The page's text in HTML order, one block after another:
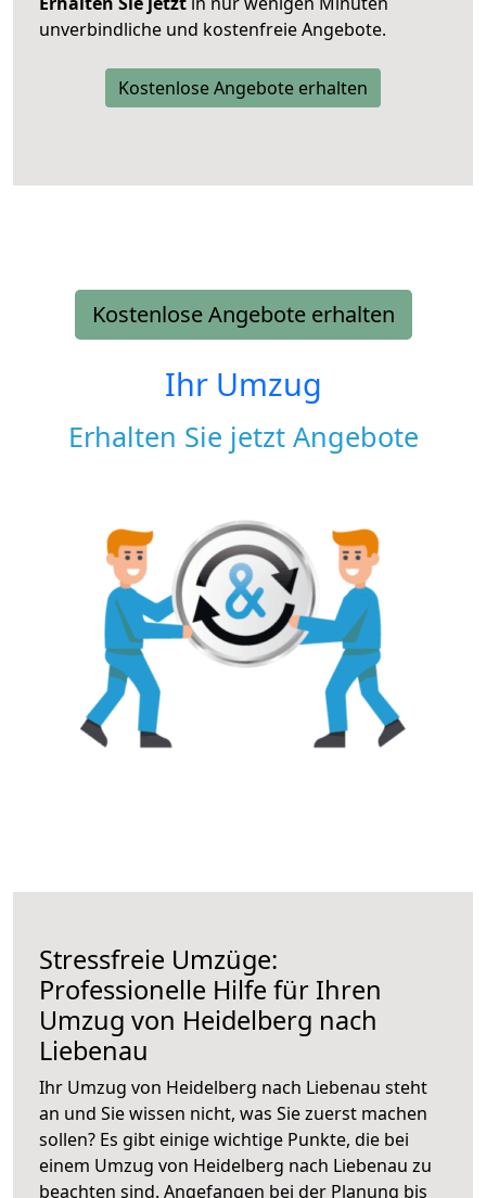
unverbindliche und kostenfreie Angebote.
Kostenlose Angebote erhalten
Kostenlose Angebote erhalten
Ihr Umzug
Erhalten Sie jetzt Angebote
Stressfreie Umzüge:
Professionelle Hilfe für Ihren
Umzug von Heidelberg nach
Liebenau
Ihr Umzug von Heidelberg nach Liebenau steht
an und Sie wissen nicht, was Sie zuerst machen
sollen? Es gibt einige wichtige Punkte, die bei
einem Umzug von Heidelberg nach Liebenau zu
beachten sind. Angefangen bei der Planung bis